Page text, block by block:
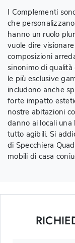
I Complementi
che
hanno un ruolo
vuole dire
composizioni
sinonimo di
le più esclusive
includono anche
forte impatto
nostre abitazioni
danno ai locali
tutto agibili. Si
di Specchiera
mobili di casa